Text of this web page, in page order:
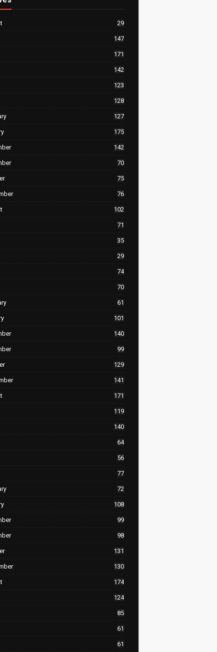
29
147
171
142
123
128
127
175
142
70
75
76
102
71
35
29
74
70
61
101
140
99
129
141
171
119
140
64
56
77
72
108
99
98
131
130
174
124
85
61
61